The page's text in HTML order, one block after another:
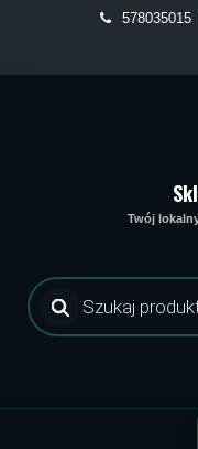
content
578035015
Twój
Wyszukiwarka
produktów